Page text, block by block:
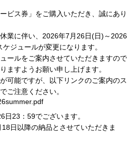
ビス券」をご購入いただき、誠にあり
業に伴い、2026年7月26日(日)～2026
ジュールが変更になります。
ールをご案内させていただきますので
ますようお願い申し上げます。
可能ですが、以下リンクのご案内のス
ご注意ください。
23：59でございます。
日以降の納品とさせていただきま